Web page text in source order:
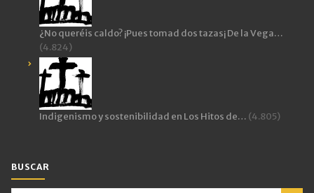
¿No queréis caldo? ¡Pues tomad dos tazas¡ De la Vega…
(4.824)
Indigenismo y sostenibilidad en Los Hitos de… (4.805)
BUSCAR